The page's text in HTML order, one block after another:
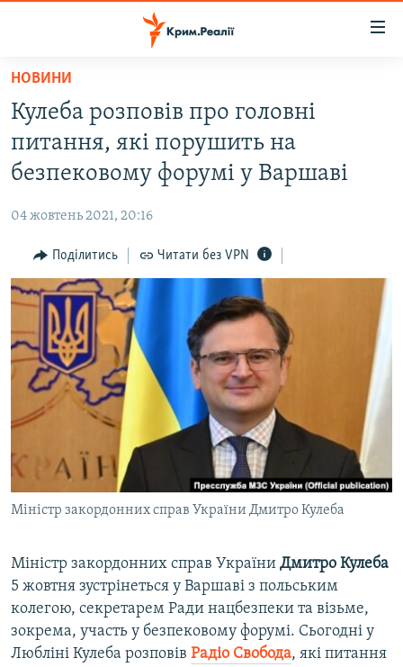
Перейти
основного
матеріалу
Перейти
до
основної
Перейти
до
пошуку
НОВИНИ
ВОДА.КРИМ
ВІДЕО ТА ФОТО
БЛОГИ
ПОГЛЯД
ІНТЕРВ'Ю
ВСЕ ЗА ДЕНЬ
СПЕЦПРОЕКТИ
ДЕПОРТАЦІЯ
ВІДЕОУРОКИ «ELIFBE»
СВІДЧЕННЯ ОКУПАЦІЇ
УКРАЇНСЬКА ПРОБЛЕМА КРИМУ
ІНФОГРАФІКА
ЯК ОБІЙТИ БЛОКУВАННЯ
Qırımtatar
ДОЛУЧАЙСЯ!
Усі сайти RFE/RL
НОВИНИ
Кулеба розповів про головні
питання, які порушить на
безпековому форумі у Варшаві
04 жовтень 2021, 20:16
Поділитись Читати без VPN
Міністр закордонних справ України Дмитро Кулеба
Міністр закордонних справ України Дмитро Кулеба
5 жовтня зустрінеться у Варшаві з польським
колегою, секретарем Ради нацбезпеки та візьме,
зокрема, участь у безпековому форумі. Сьогодні у
Любліні Кулеба розповів Радіо Свобода, які питання